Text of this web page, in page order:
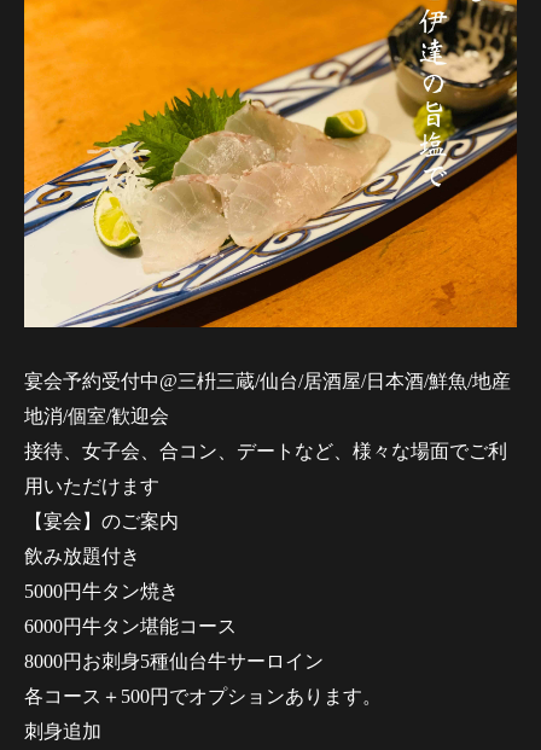
宴会予約受付中@三枡三蔵/仙台/居酒屋/日本酒/鮮魚/地産
地消/個室/歓迎会
接待、女子会、合コン、デートなど、様々な場面でご利
用いただけます
【宴会】のご案内
飲み放題付き
5000円牛タン焼き
6000円牛タン堪能コース
8000円お刺身5種仙台牛サーロイン
各コース＋500円でオプションあります。
刺身追加